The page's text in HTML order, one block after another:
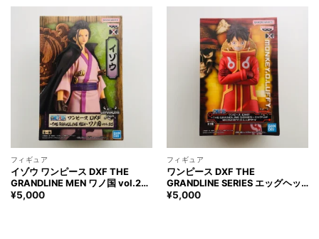
¥8,000
で
す。
は
¥5,000
で
す。
フィギュア
イゾウ ワンピース DXF THE
GRANDLINE MEN ワノ国 vol.26
フィギュア ONE PIECE Izou
¥5,000
フィギュア
ワンピース DXF THE
GRANDLINE SERIES エッグヘッ
ド モンキー・D・ルフィ フィギュ
¥5,000